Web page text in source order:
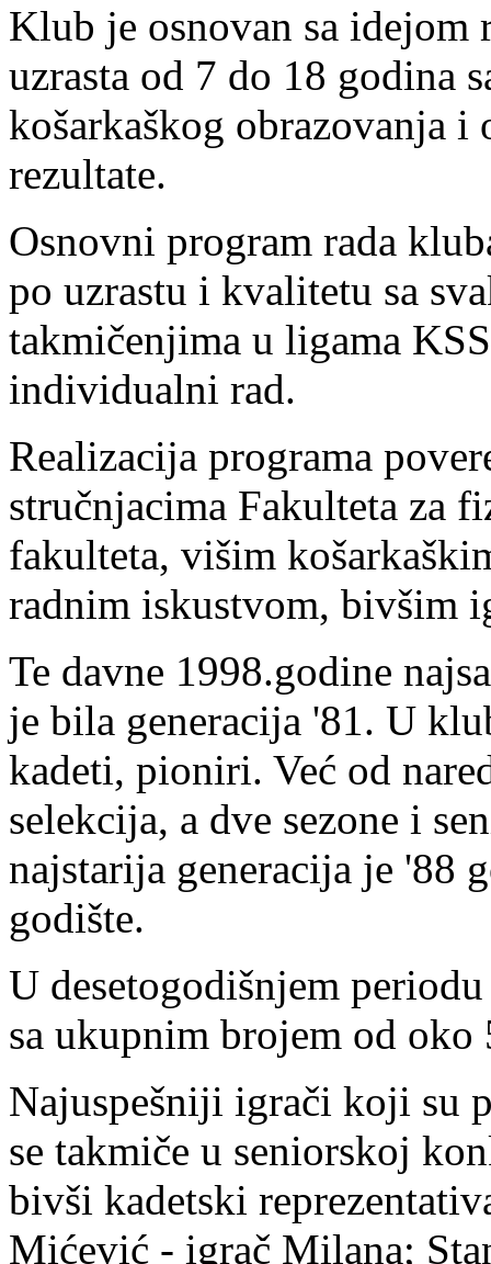
Klub je osnovan sa idejom
uzrasta od 7 do 18 godina
košarkaškog obrazovanja i
rezultate.
Osnovni program rada
po uzrastu i kvalitetu sa
takmičenjima u ligama
individualni rad.
Realizacija programa
stručnjacima Fakulteta za
fakulteta, višim
radnim iskustvom, bivšim
Te davne 1998.godine
je bila generacija '81. U
kadeti, pioniri. Već od
selekcija, a dve sezone i
najstarija generacija je '88
godište.
U desetogodišnjem
sa ukupnim brojem od oko
Najuspešniji igrači koji su
se takmiče u seniorskoj
bivši kadetski
Mićević - igrač Milana;